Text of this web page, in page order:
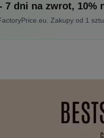
dni na zwrot, 10%
Zakupy od 1